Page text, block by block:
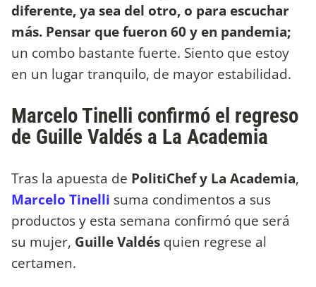
diferente, ya sea del otro, o para escuchar
más. Pensar que fueron 60 y en pandemia;
un combo bastante fuerte. Siento que estoy
en un lugar tranquilo, de mayor estabilidad.
Marcelo Tinelli confirmó el regreso
de Guille Valdés a La Academia
Tras la apuesta de PolitiChef y La Academia,
Marcelo Tinelli suma condimentos a sus
productos y esta semana confirmó que será
su mujer, Guille Valdés quien regrese al
certamen.